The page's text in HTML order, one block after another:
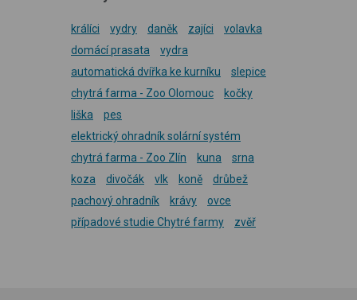
králíci vydry daněk zajíci
volavka
domácí prasata
vydra
automatická dvířka ke kurníku
slepice
chytrá farma - Zoo Olomouc
kočky
liška
pes
elektrický ohradník solární systém
chytrá farma - Zoo Zlín
kuna
srna
koza
divočák vlk koně
drůbež
pachový ohradník
krávy
ovce
případové studie Chytré farmy
zvěř